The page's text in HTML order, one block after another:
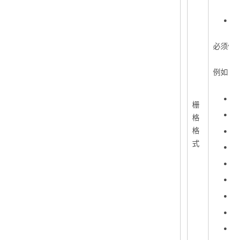
栅
格
格
式
必
例如